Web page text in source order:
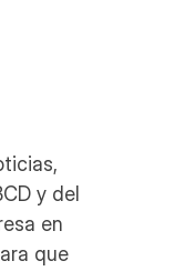
y del
en
que